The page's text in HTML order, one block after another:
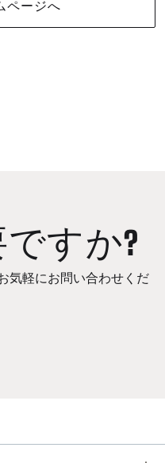
ページへ
すか?
気軽にお問い合わせくだ